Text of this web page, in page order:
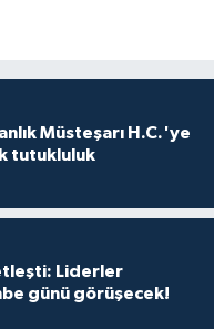
Müsteşarı H.C.'ye
tutukluluk
Liderler
günü görüşecek!